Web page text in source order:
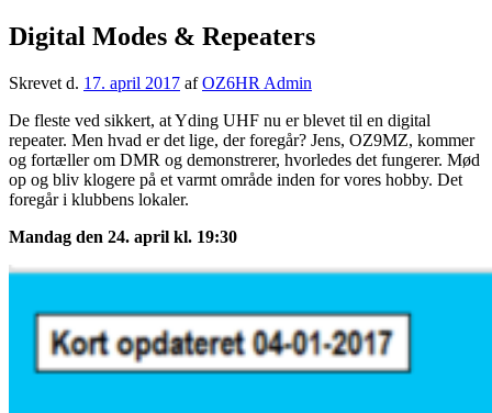
Digital Modes & Repeaters
Skrevet d. 17. april 2017 afOZ6HR Admin
De fleste ved sikkert, at Yding UHF nu er blevet til en digital
repeater. Men hvad er det lige, der foregår? Jens, OZ9MZ, kommer
og fortæller om DMR og demonstrerer, hvorledes det fungerer. Mød
op og bliv klogere på et varmt område inden for vores hobby. Det
foregår i klubbens lokaler.
Mandag den 24. april kl. 19:30